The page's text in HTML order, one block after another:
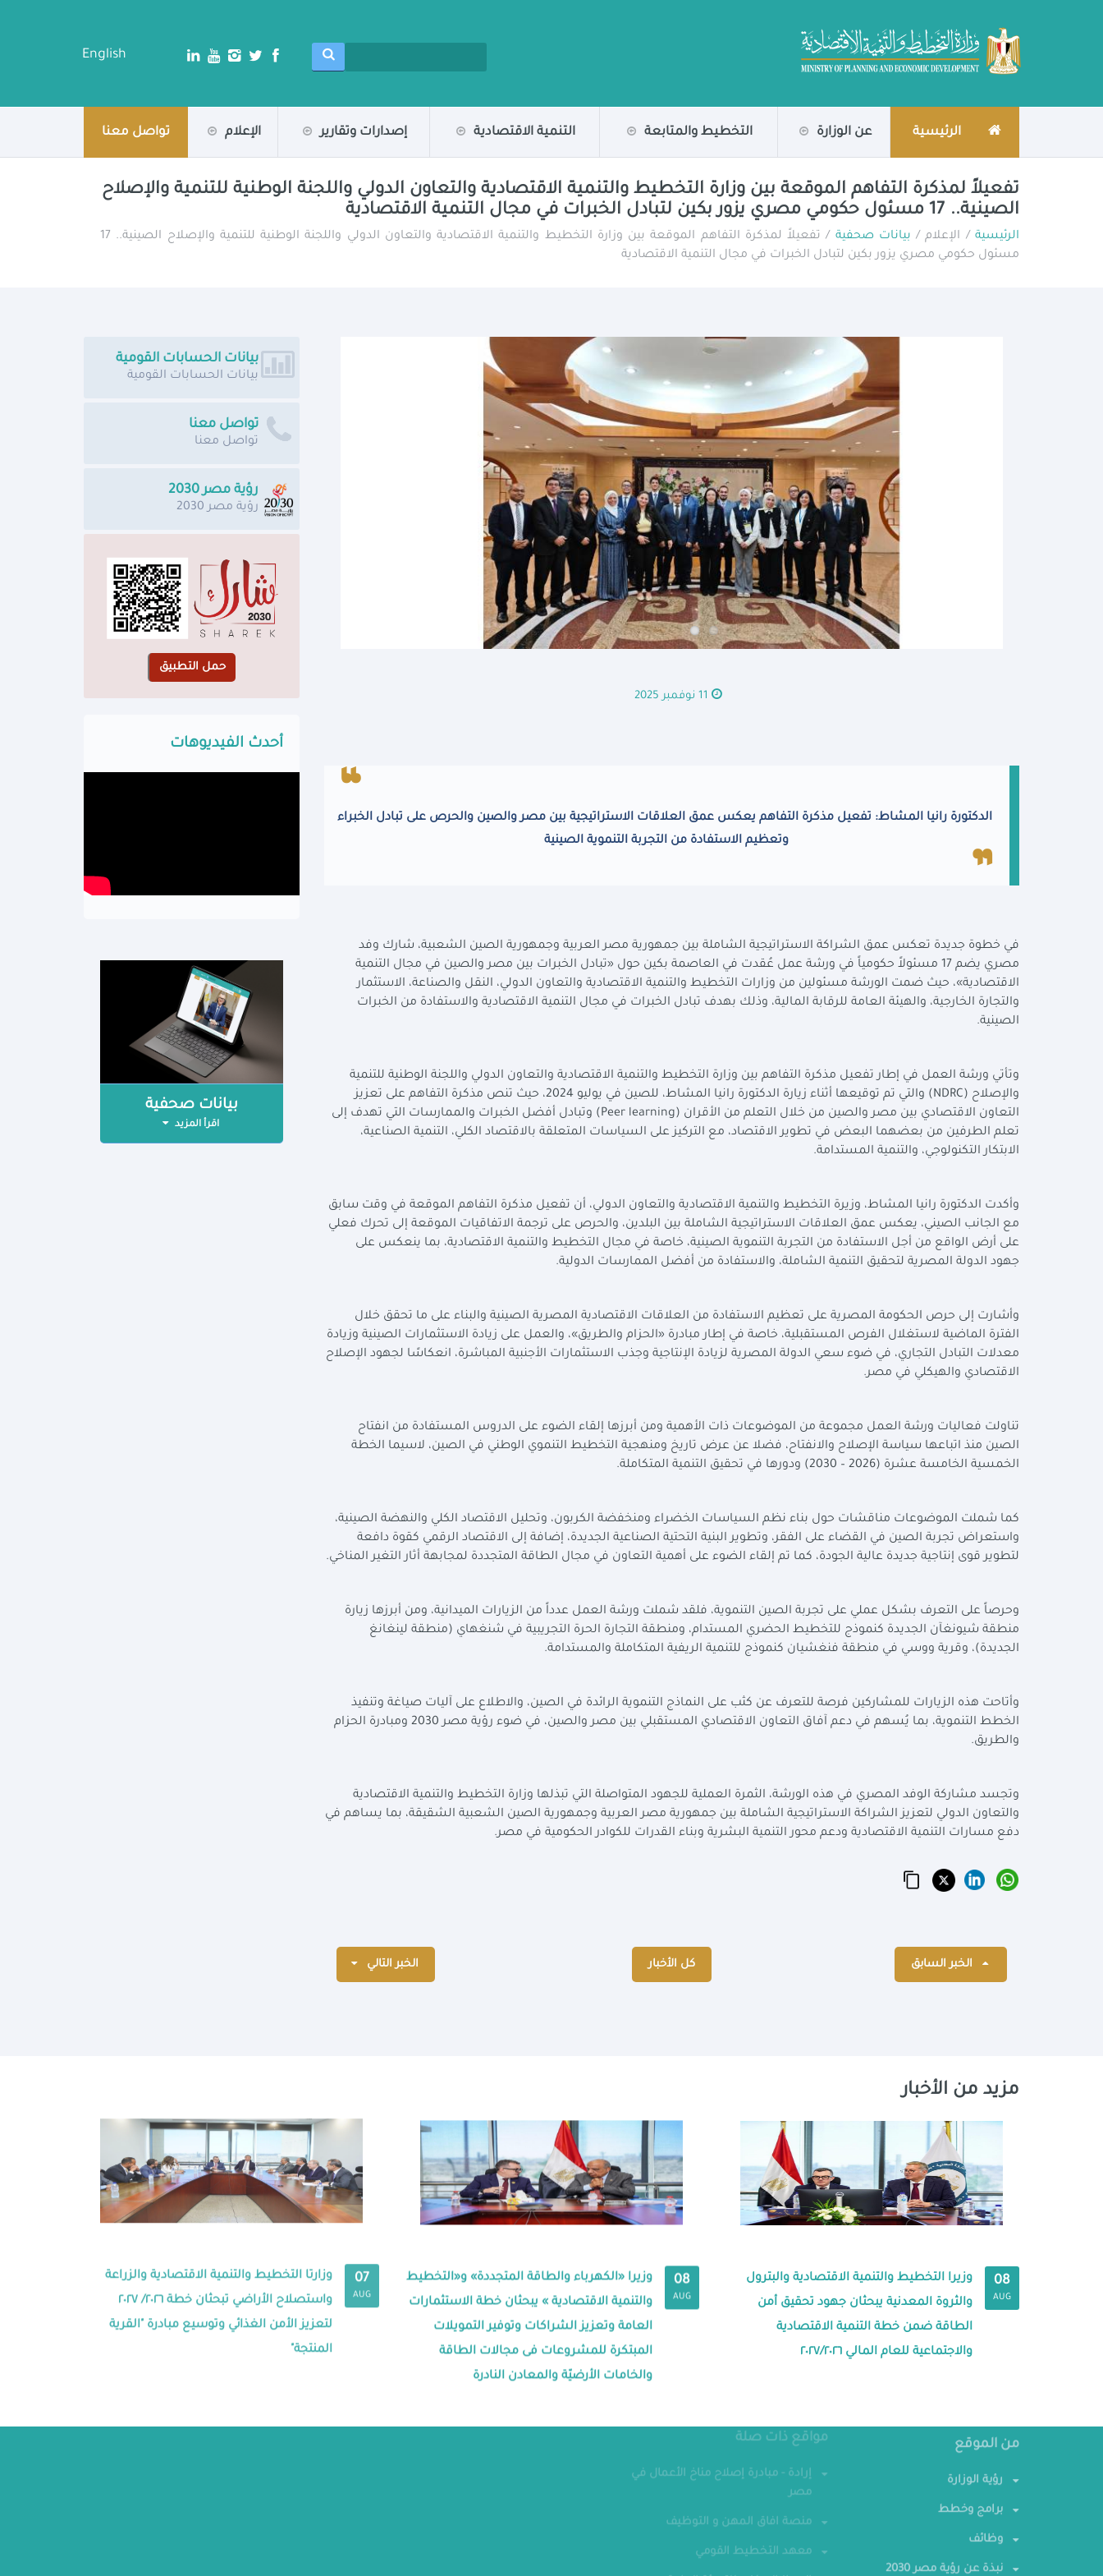
English
الرئيسية عن الوزارة التخطيط والمتابعة التنمية الاقتصادية إصدارات وتقارير الإعلام تواصل معنا
تفعيلاً لمذكرة التفاهم الموقعة بين وزارة التخطيط والتنمية الاقتصادية والتعاون الدولي واللجنة الوطنية للتنمية والإصلاح
الصينية.. 17 مسئول حكومي مصري يزور بكين لتبادل الخبرات في مجال التنمية الاقتصادية
الرئيسية/ الإعلام / بيانات صحفية
/ تفعيلاً لمذكرة التفاهم الموقعة بين وزارة التخطيط والتنمية الاقتصادية والتعاون الدولي واللجنة الوطنية للتنمية والإصلاح الصينية.. 17
مسئول حكومي مصري يزور بكين لتبادل الخبرات في مجال التنمية الاقتصادية
11 نوفمبر 2025
الدكتورة رانيا المشاط: تفعيل مذكرة التفاهم يعكس عمق العلاقات الاستراتيجية بين مصر والصين والحرص على تبادل الخبراء
وتعظيم الاستفادة من التجربة التنموية الصينية
في خطوة جديدة تعكس عمق الشراكة الاستراتيجية الشاملة بين جمهورية مصر العربية وجمهورية الصين الشعبية، شارك وفد
مصري يضم 17 مسئولاً حكومياً في ورشة عمل عُقدت في العاصمة بكين حول «تبادل الخبرات بين مصر والصين في مجال التنمية
الاقتصادية»، حيث ضمت الورشة مسئولين من وزارات التخطيط والتنمية الاقتصادية والتعاون الدولي، النقل والصناعة، الاستثمار
والتجارة الخارجية، والهيئة العامة للرقابة المالية، وذلك بهدف تبادل الخبرات في مجال التنمية الاقتصادية والاستفادة من الخبرات
الصينية.
وتأتي ورشة العمل في إطار تفعيل مذكرة التفاهم بين وزارة التخطيط والتنمية الاقتصادية والتعاون الدولي واللجنة الوطنية للتنمية
والإصلاح (NDRC
) والتي تم توقيعها أثناء زيارة الدكتورة رانيا المشاط، للصين في يوليو 2024، حيث تنص مذكرة التفاهم على تعزيز
التعاون الاقتصادي بين مصر والصين من خلال التعلم من الأقران (Peer learning) وتبادل أفضل الخبرات والممارسات التي تهدف إلى
تعلم الطرفين من بعضهما البعض في تطوير الاقتصاد، مع التركيز على السياسات المتعلقة بالاقتصاد الكلي، التنمية الصناعية،
الابتكار التكنولوجي، والتنمية المستدامة.
وأكدت الدكتورة رانيا المشاط، وزيرة التخطيط والتنمية الاقتصادية والتعاون الدولي، أن تفعيل مذكرة التفاهم الموقعة في وقت سابق
مع الجانب الصيني، يعكس عمق العلاقات الاستراتيجية الشاملة بين البلدين، والحرص على ترجمة الاتفاقيات الموقعة إلى تحرك فعلي
على أرض الواقع من أجل الاستفادة من التجربة التنموية الصينية، خاصة في مجال التخطيط والتنمية الاقتصادية، بما ينعكس على
جهود الدولة المصرية لتحقيق التنمية الشاملة، والاستفادة من أفضل الممارسات الدولية.
وأشارت إلى حرص الحكومة المصرية على تعظيم الاستفادة من العلاقات الاقتصادية المصرية الصينية والبناء على ما تحقق خلال
الفترة الماضية لاستغلال الفرص المستقبلية، خاصة في إطار مبادرة «الحزام والطريق»، والعمل على زيادة الاستثمارات الصينية وزيادة
معدلات التبادل التجاري، في ضوء سعي الدولة المصرية لزيادة الإنتاجية وجذب الاستثمارات الأجنبية المباشرة، انعكاسًا لجهود الإصلاح
الاقتصادي والهيكلي في مصر.
تناولت فعاليات ورشة العمل مجموعة من الموضوعات ذات الأهمية ومن أبرزها إلقاء الضوء على الدروس المستفادة من انفتاح
الصين منذ اتباعها سياسة الإصلاح والانفتاح، فضلا عن عرض تاريخ ومنهجية التخطيط التنموي الوطني في الصين، لاسيما الخطة
الخمسية الخامسة عشرة (2026 – 2030) ودورها في تحقيق التنمية المتكاملة.
كما شملت الموضوعات مناقشات حول بناء نظم السياسات الخضراء ومنخفضة الكربون، وتحليل الاقتصاد الكلي والنهضة الصينية،
واستعراض تجربة الصين في القضاء على الفقر، وتطوير البنية التحتية الصناعية الجديدة، إضافة إلى الاقتصاد الرقمي كقوة دافعة
لتطوير قوى إنتاجية جديدة عالية الجودة، كما تم إلقاء الضوء على أهمية التعاون في مجال الطاقة المتجددة لمجابهة أثار التغير المناخي.
وحرصاً على التعرف بشكل عملي على تجربة الصين التنموية، فلقد شملت ورشة العمل عدداً من الزيارات الميدانية، ومن أبرزها زيارة
منطقة شيونغآن الجديدة كنموذج للتخطيط الحضري المستدام، ومنطقة التجارة الحرة التجريبية في شنغهاي (منطقة لينغانغ
الجديدة)، وقرية ووسي في منطقة فنغشيان كنموذج للتنمية الريفية المتكاملة والمستدامة.
وأتاحت هذه الزيارات للمشاركين فرصة للتعرف عن كثب على النماذج التنموية الرائدة في الصين، والاطلاع على آليات صياغة وتنفيذ
الخطط التنموية، بما يُسهم في دعم آفاق التعاون الاقتصادي المستقبلي بين مصر والصين، في ضوء رؤية مصر 2030 ومبادرة الحزام
والطريق.
وتجسد مشاركة الوفد المصري في هذه الورشة، الثمرة العملية للجهود المتواصلة التي تبذلها وزارة التخطيط والتنمية الاقتصادية
والتعاون الدولي لتعزيز الشراكة الاستراتيجية الشاملة بين جمهورية مصر العربية وجمهورية الصين الشعبية الشقيقة، بما يساهم في
دفع مسارات التنمية الاقتصادية ودعم محور التنمية البشرية وبناء القدرات للكوادر الحكومية في مصر.
الخبر السابق كل الأخبار الخبر التالي
بيانات الحسابات القومية
بيانات الحسابات القومية
تواصل معنا
تواصل معنا
رؤية مصر 2030
رؤية مصر 2030
أحدث الفيديوهات
بيانات صحفية
اقرأ المزيد
مزيد من الأخبار
08
AUG
وزيرا التخطيط والتنمية الاقتصادية والبترول
والثروة المعدنية يبحثان جهود تحقيق أمن
الطاقة ضمن خطة التنمية الاقتصادية
والاجتماعية للعام المالي ٢٠٢٧/٢٠٢٦
08
AUG
وزيرا «الكهرباء والطاقة المتجددة» و«التخطيط
والتنمية الاقتصادية » يبحثان خطة الاستثمارات
العامة وتعزيز الشراكات وتوفير التمويلات
المبتكرة للمشروعات فى مجالات الطاقة
والخامات الأرضيّة والمعادن النادرة
07
AUG
وزارتا التخطيط والتنمية الاقتصادية والزراعة
واستصلاح الأراضي تبحثان خطة ٢٠٢٦/ ٢٠٢٧
لتعزيز الأمن الغذائي وتوسيع مبادرة "القرية
المنتجة"
من الموقع
رؤية الوزارة
برامج وخطط
وظائف
مواقع ذات صلة
إرادة - مبادرة إصلاح مناخ الأعمال في